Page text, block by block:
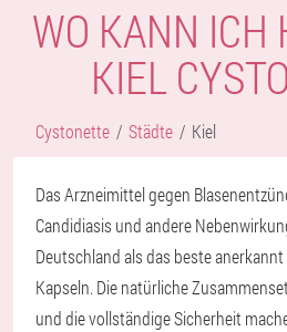
WO KANN ICH
KIEL
Cystonette Städte Kiel
Das Arzneimittel gegen
Candidiasis und andere
Deutschland als das beste
Kapseln. Die natürliche
und die vollständige Sicherheit